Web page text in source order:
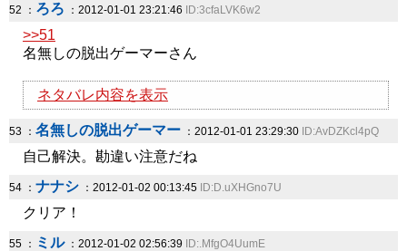
52 ： ろろ ：2012-01-01 23:21:46 ID:3cfaLVK6w2
>>51
名無しの脱出ゲーマーさん
ネタバレ内容を表示
53 ： 名無しの脱出ゲーマー ：2012-01-01 23:29:30 ID:AvDZKcl4pQ
自己解決。勘違い注意だね
54 ： ナナシ ：2012-01-02 00:13:45 ID:D.uXHGno7U
クリア！
55 ： ミル：2012-01-02 02:56:39 ID:.MfgO4UumE